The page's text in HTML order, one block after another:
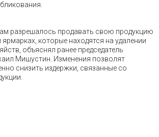
разрешалось продавать свою продукцию
которые находятся на удалении
объяснял ранее председатель
Мишустин. Изменения позволят
снизить издержки, связанные со